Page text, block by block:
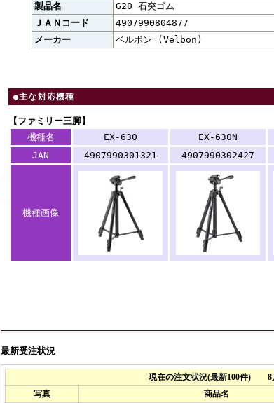
製品名
G20 石突ゴム
ＪＡＮコード
4907990804877
メーカー
ベルボン (Velbon)
●主な対応機種
【ファミリー三脚】
機種名
EX-630 EX-630N
JAN
4907990301321 4907990302427
機種画像
最新受注状況